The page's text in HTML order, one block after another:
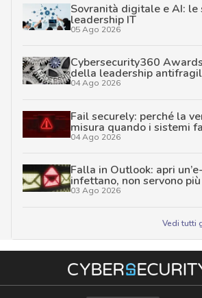
Sovranità digitale e AI: le
leadership IT
05 Ago 2026
Cybersecurity360
della leadership
04 Ago 2026
Fail securely: perché la
misura quando i sistemi
04 Ago 2026
Falla in Outlook: apri
infettano, non servono
03 Ago 2026
Vedi tutti